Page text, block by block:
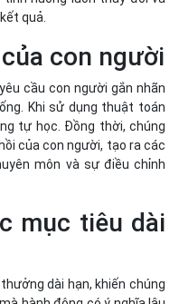
mục tiêu dài
hành động có ý nghĩa lâu
huống thực tế trong đó
tức cho từng bước vì RL có
sử dụng hoặc lưu trữ
lượng và chi phí lâu dài.
có thể khái quát hóa các
thử thách tương đương